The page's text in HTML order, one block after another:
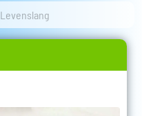
Levenslang